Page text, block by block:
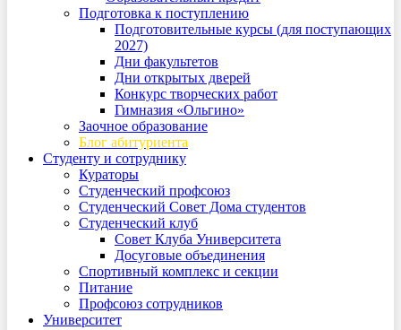
Подготовка к поступлению
Подготовительные курсы (для поступающих
2027)
Дни факультетов
Дни открытых дверей
Конкурс творческих работ
Гимназия «Ольгино»
Заочное образование
Блог абитуриента
Студенту и сотруднику
Кураторы
Студенческий профсоюз
Студенческий Совет Дома студентов
Студенческий клуб
Совет Клуба Университета
Досуговые объединения
Спортивный комплекс и секции
Питание
Профсоюз сотрудников
Университет